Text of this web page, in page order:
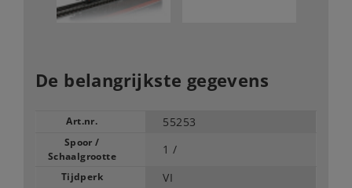
De belangrijkste gegevens
Art.nr. 55253
Spoor /
Schaalgrootte
1 /
Tijdperk VI